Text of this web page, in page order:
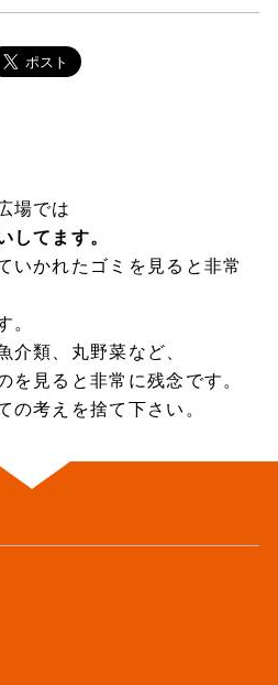
場では
してます。
いかれたゴミを見ると非常
。
介類、丸野菜など、
を見ると非常に残念です。
の考えを捨て下さい。